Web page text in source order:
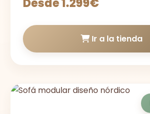
Ir a la tienda